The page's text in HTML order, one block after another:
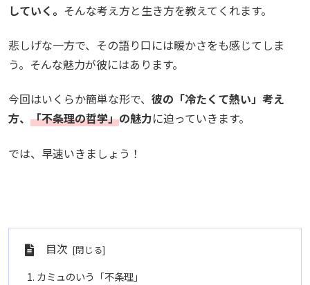
していく。 そんな考え方と生き方を教えてくれます。
悲しげな一方で、その語り口には暖かさをも感じてしま
う。そんな魅力が彼にはあります。
今回はいくらか簡単な形で、 彼の「冷たくて熱い」考え
方、 「不条理の哲学」の魅力に迫っていきます。
では、早速いきましょう！
目次
カミュのいう「不条理」